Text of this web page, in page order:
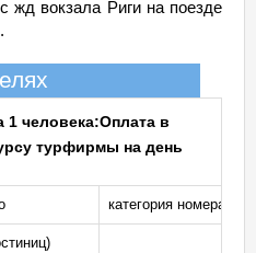
жд вокзала Риги на поезде
1 человека:Оплата в
турфирмы на день
категория номера